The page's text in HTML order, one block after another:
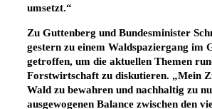
umsetzt.“
Zu Guttenberg und Bundesminister
gestern zu einem Waldspaziergang im
getroffen, um die aktuellen Themen
Forstwirtschaft zu diskutieren. „Mein
Wald zu bewahren und nachhaltig zu
ausgewogenen Balance zwischen den